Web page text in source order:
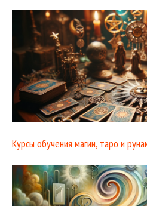
Курсы обучения магии, таро и